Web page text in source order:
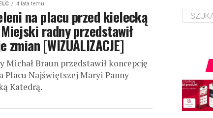
4 lata temu
na placu przed kielecką
radny przedstawił
zmian [WIZUALIZACJE]
Michał Braun przedstawił koncepcję
Placu Najświętszej Maryi Panny
Katedrą.